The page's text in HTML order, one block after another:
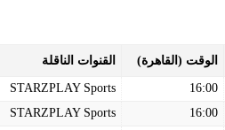
الوقت (القاهرة) القنوات الناقلة
16:00
STARZPLAY Sports
16:00
STARZPLAY Sports